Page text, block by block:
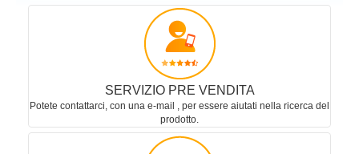
SERVIZIO PRE VENDITA
Potete contattarci, con una e-mail , per essere aiutati nella ricerca del
prodotto.